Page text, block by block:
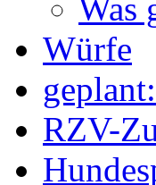
Was
Würfe
RZV-